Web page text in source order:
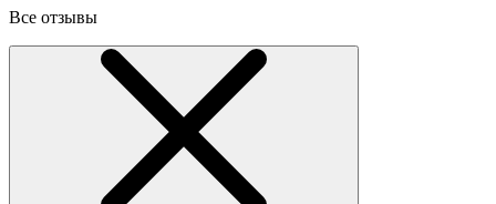
Все отзывы